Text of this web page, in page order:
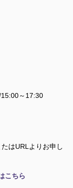
～17:30
はURLよりお申し
こちら